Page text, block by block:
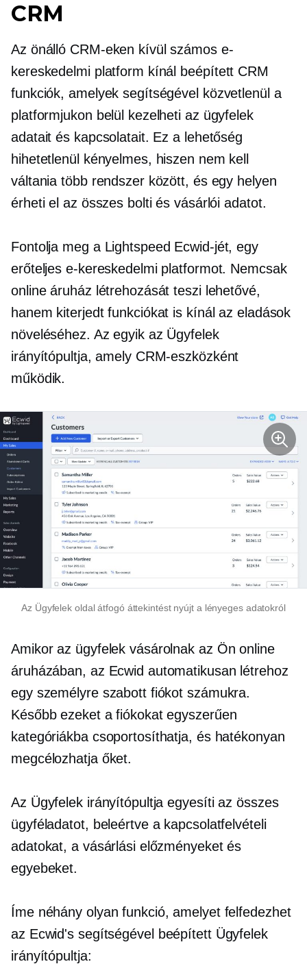
CRM
Az önálló CRM-eken kívül számos e-
kereskedelmi platform kínál beépített CRM
funkciók, amelyek segítségével közvetlenül a
platformjukon belül kezelheti az ügyfelek
adatait és kapcsolatait. Ez a lehetőség
hihetetlenül kényelmes, hiszen nem kell
váltania több rendszer között, és egy helyen
érheti el az összes bolti és vásárlói adatot.
Fontolja meg a Lightspeed Ecwid-jét, egy
erőteljes e-kereskedelmi platformot. Nemcsak
online áruház létrehozását teszi lehetővé,
hanem kiterjedt funkciókat is kínál az eladások
növeléséhez. Az egyik az Ügyfelek
irányítópultja, amely CRM-eszközként
működik.
Az Ügyfelek oldal átfogó áttekintést nyújt a lényeges adatokról
Amikor az ügyfelek vásárolnak az Ön online
áruházában, az Ecwid automatikusan létrehoz
egy személyre szabott fiókot számukra.
Később ezeket a fiókokat egyszerűen
kategóriákba csoportosíthatja, és hatékonyan
megcélozhatja őket.
Az Ügyfelek irányítópultja egyesíti az összes
ügyféladatot, beleértve a kapcsolatfelvételi
adatokat, a vásárlási előzményeket és
egyebeket.
Íme néhány olyan funkció, amelyet felfedezhet
az Ecwid's segítségével beépítettÜgyfelek
irányítópultja: